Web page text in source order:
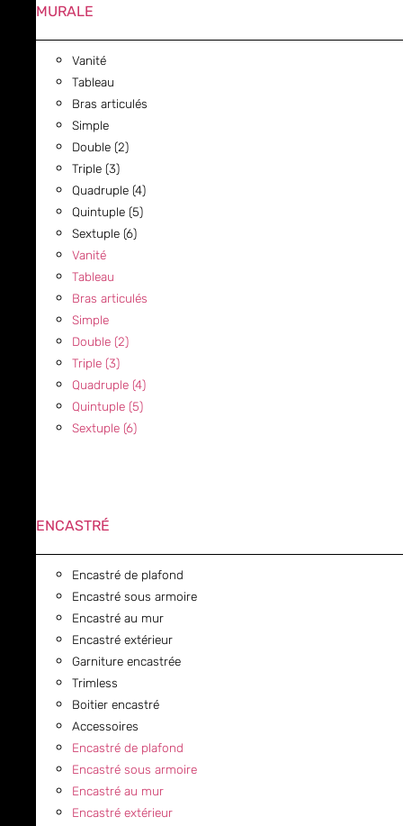
MURALE
Vanité
Tableau
Bras articulés
Simple
Double (2)
Triple (3)
Quadruple (4)
Quintuple (5)
Sextuple (6)
Vanité
Tableau
Bras articulés
Simple
Double (2)
Triple (3)
Quadruple (4)
Quintuple (5)
Sextuple (6)
ENCASTRÉ
Encastré de plafond
Encastré sous armoire
Encastré au mur
Encastré extérieur
Garniture encastrée
Trimless
Boitier encastré
Accessoires
Encastré de plafond
Encastré sous armoire
Encastré au mur
Encastré extérieur